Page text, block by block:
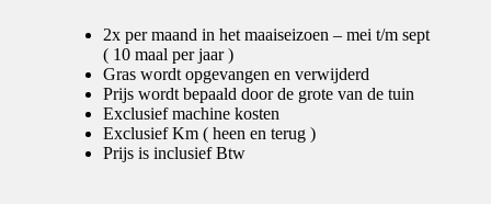
2x per maand in het maaiseizoen – mei t/m sept
( 10 maal per jaar )
Gras wordt opgevangen en verwijderd
Prijs wordt bepaald door de grote van de tuin
Exclusief machine kosten
Exclusief Km ( heen en terug )
Prijs is inclusief Btw